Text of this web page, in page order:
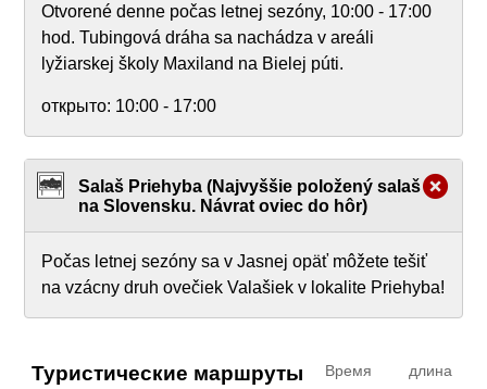
Otvorené denne počas letnej sezóny, 10:00 - 17:00
hod. Tubingová dráha sa nachádza v areáli
lyžiarskej školy Maxiland na Bielej púti.
открыто: 10:00 - 17:00
Salaš Priehyba (Najvyššie položený salaš
na Slovensku. Návrat oviec do hôr)
Počas letnej sezóny sa v Jasnej opäť môžete tešiť
na vzácny druh ovečiek Valašiek v lokalite Priehyba!
Туристические маршруты Время длина